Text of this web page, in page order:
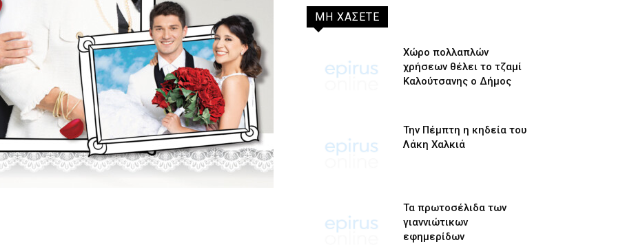
ΜΗ ΧΑΣΕΤΕ
Χώρο πολλαπλών
χρήσεων θέλει το τζαμί
Καλούτσανης ο Δήμος
Την Πέμπτη η κηδεία του
Λάκη Χαλκιά
Τα πρωτοσέλιδα των
γιαννιώτικων
εφημερίδων